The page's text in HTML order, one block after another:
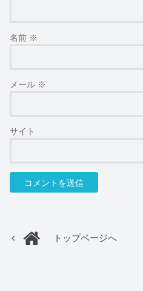
名前 ※
メール ※
サイト
トップページへ